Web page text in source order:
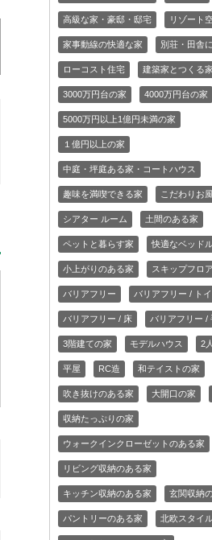
高級な家・豪邸・邸宅 リゾート
家事動線の快適な家 別荘・田舎
ローコスト住宅 建築家とつくる家
3000万円台の家 4000万円台の家
5000万円以上1億円未満の家
１億円以上の家
中庭・坪庭ある家・コートハウス
趣味を満喫できる家 こだわりお
シアター ルーム 土間のある家
ペットと暮らす家 快適なベッド
小上がりのある家 スキップフロ
バリアフリー バリアフリー / ト
バリアフリー / 床 バリアフリー /
3階建ての家 モデルハウス 2
平屋 RC造 和テイストの家
吹き抜けのある家 大開口の家
収納たっぷりの家
ウォークインクローゼットのある家
リビング収納のある家
キッチン収納のある家 玄関収納
パントリーのある家 北欧スタイ